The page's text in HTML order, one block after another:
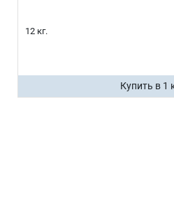
12 кг.
Купить в 1